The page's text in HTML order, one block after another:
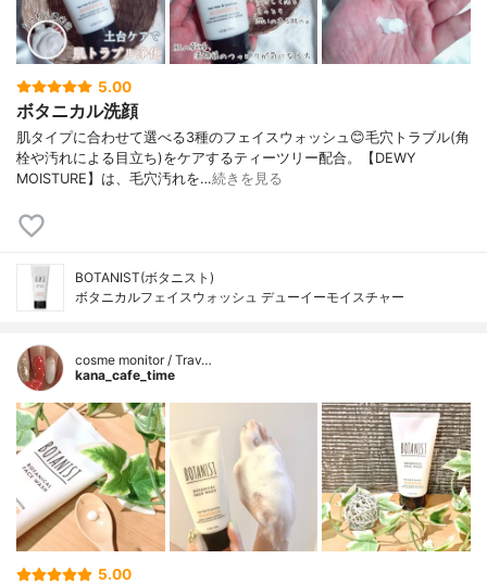
5.00
ボタニカル洗顔
肌タイプに合わせて選べる3種のフェイスウォッシュ😊毛穴トラブル(角
栓や汚れによる目立ち)をケアするティーツリー配合。【DEWY
MOISTURE】は、毛穴汚れを…続きを見る
BOTANIST(ボタニスト)
ボタニカルフェイスウォッシュ デューイーモイスチャー
cosme monitor / Trav…
kana_cafe_time
5.00